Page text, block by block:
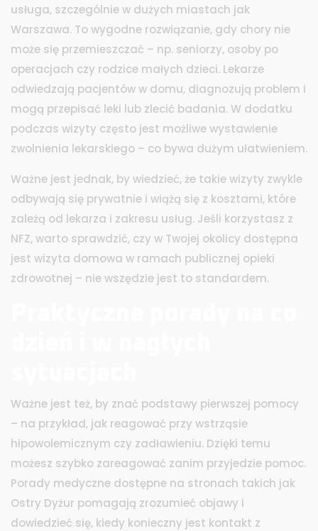
usługa, szczególnie w dużych miastach jak
Warszawa. To wygodne rozwiązanie, gdy chory nie
może się przemieszczać – np. seniorzy, osoby po
operacjach czy rodzice małych dzieci. Lekarze
odwiedzają pacjentów w domu, diagnozują problem i
mogą przepisać leki lub zlecić badania. W dodatku
podczas wizyty często jest możliwe wystawienie
zwolnienia lekarskiego – co bywa dużym ułatwieniem.
Ważne jest jednak, by wiedzieć, że takie wizyty zwykle
odbywają się prywatnie i wiążą się z kosztami, które
zależą od lekarza i zakresu usług. Jeśli korzystasz z
NFZ, warto sprawdzić, czy w Twojej okolicy dostępna
jest wizyta domowa w ramach publicznej opieki
zdrowotnej – nie wszędzie jest to standardem.
Ważne jest też, by znać podstawy pierwszej pomocy
– na przykład, jak reagować przy wstrząsie
hipowolemicznym czy zadławieniu. Dzięki temu
możesz szybko zareagować zanim przyjedzie pomoc.
Porady medyczne dostępne na stronach takich jak
Ostry Dyżur pomagają zrozumieć objawy i
dowiedzieć się, kiedy konieczny jest kontakt z